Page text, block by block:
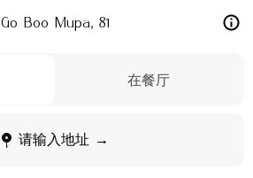
Go Boo Мира, 81
在餐厅
请输入地址 →